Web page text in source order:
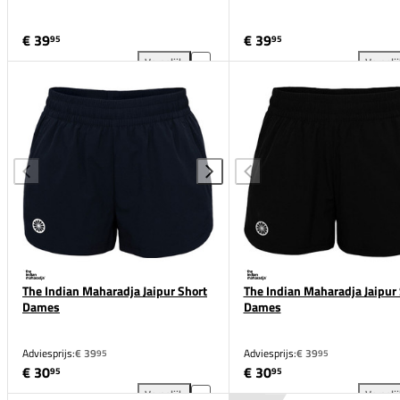
€ 3995
Vergelijk
€ 3995
The Indian Maharadja Jaipur Short
Dames
Adviesprijs:€ 3995
€ 3095
Vergelijk
The Indian Maharadja Jaipur
Dames
Adviesprijs:€ 3995
€ 3095